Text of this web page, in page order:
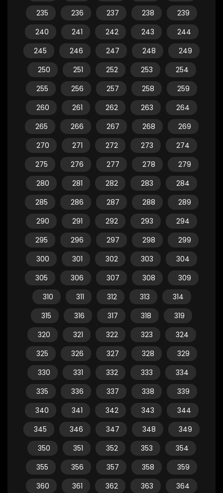
235
236 237 238
239
240
241 242 243
244
245
246 247 248
249
250
251 252 253
254
255
256 257 258
259
260
261 262 263
264
265
266 267 268
269
270
271 272 273
274
275
276 277 278
279
280
281 282 283
284
285
286 287 288
289
290
291 292 293
294
295
296 297 298
299
300
301 302 303
304
305
306 307 308
309
310
311 312 313
314
315
316 317 318
319
320
321 322 323
324
325
326 327 328
329
330
331 332 333
334
335
336 337 338
339
340
341 342 343
344
345
346 347 348
349
350
351 352 353
354
355
356 357 358
359
360
361 362 363 364